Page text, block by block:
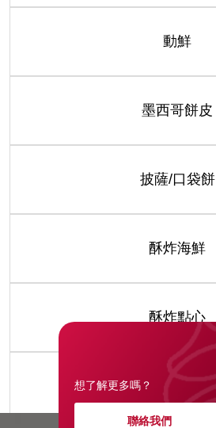
動鮮
墨西哥餅皮
披薩/口袋餅
酥炸海鮮
酥炸點心
醬包/湯品
想了解更多嗎？
聯絡我們